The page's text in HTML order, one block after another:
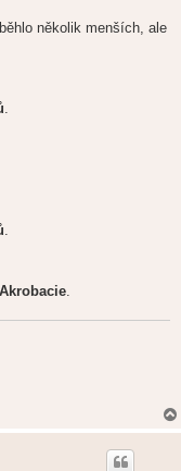
několik menších, ale
Akrobacie